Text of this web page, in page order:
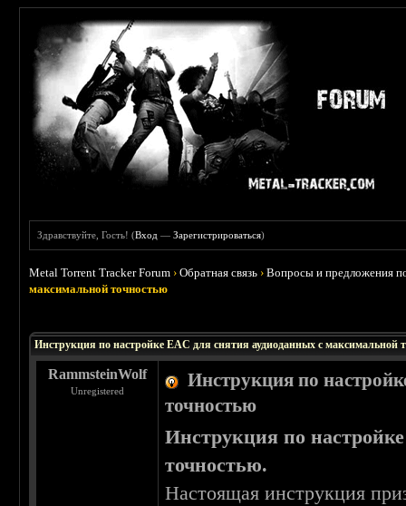
Здравствуйте, Гость! (Вход —Зарегистрироваться)
Metal Torrent Tracker Forum ›Обратная связь ›Вопросы и предложения
максимальной точностью
Инструкция по настройке EAC для снятия аудиоданных с максимальной
RammsteinWolf
Unregistered
Инструкция по
точностью
Инструкция по
точностью.
Настоящая инструкция